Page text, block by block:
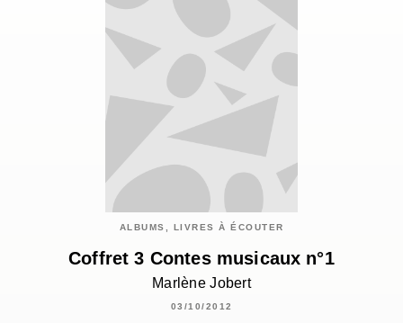
ALBUMS, LIVRES À ÉCOUTER
Coffret 3 Contes musicaux n°1
Marlène Jobert
03/10/2012